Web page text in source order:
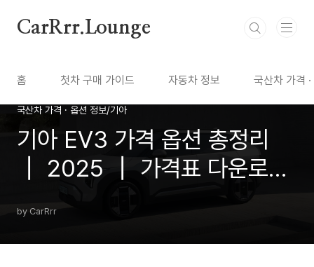
CarRrr.Lounge
홈 첫차 구매 가이드 자동차 정보 국산차 가격
국산차 가격 · 옵션 정보/기아
기아 EV3 가격 옵션 총정리
┃ 2025 ┃ 가격표 다운로드
┃ 카탈로그 다운로드
by CarRrr